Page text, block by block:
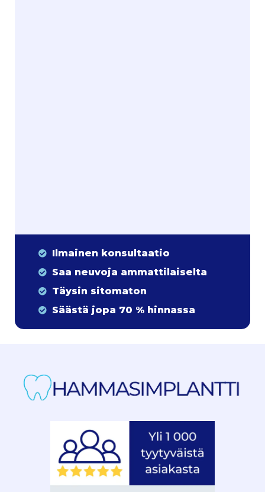
Ilmainen konsultaatio
Saa neuvoja ammattilaiselta
Täysin sitomaton
Säästä jopa 70 % hinnassa